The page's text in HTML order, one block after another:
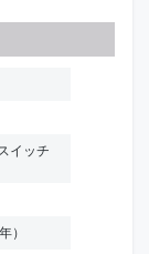
イッチ
）